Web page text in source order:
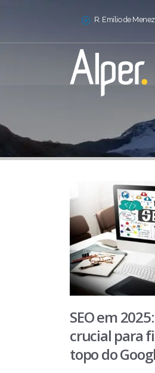
R. Emílio de
SEO em
crucial para
topo do